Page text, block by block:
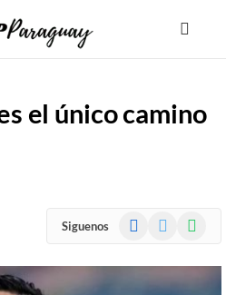
el único camino
Siguenos Facebook